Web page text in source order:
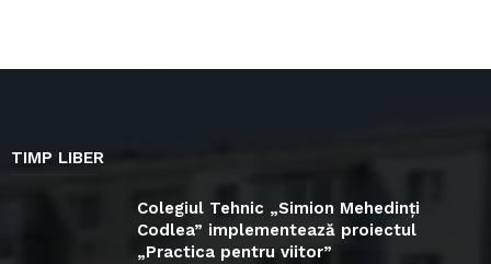
TIMP LIBER
Colegiul Tehnic „Simion Mehedinți
Codlea” implementează proiectul
„Practica pentru viitor”